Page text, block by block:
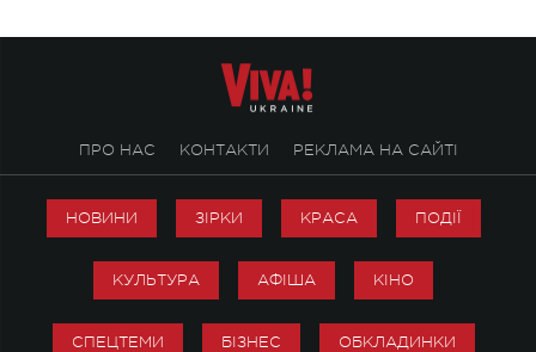
ПРО НАС КОНТАКТИ РЕКЛАМА НА САЙТІ
НОВИНИ ЗІРКИ КРАСА ПОДІЇ
КУЛЬТУРА АФІША КІНО
СПЕЦТЕМИ БІЗНЕС ОБКЛАДИНКИ